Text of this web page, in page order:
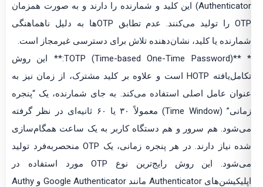
Authenticator) این کلید و شمارنده را دارند و به صورت همزمان
OTP را تولید می‌کنند. عدم تطابق OTPها به دلیل ناهماهنگی
شمارنده یا کلید، نشان‌دهنده تلاش برای دسترسی غیرمجاز است.
* **TOTP (Time-based One-Time Password):** این روش
تکامل‌یافته HOTP است و علاوه بر کلید مشترک، از زمان نیز به
عنوان عامل اصلی استفاده می‌کند. به جای شمارنده، یک “پنجره
زمانی” (Time Window) معمولاً ۳۰ یا ۶۰ ثانیه‌ای در نظر گرفته
می‌شود. هم سرور و هم دستگاه کاربر به یک ساعت همگام‌سازی
شده نیاز دارند. در هر پنجره زمانی، یک OTP منحصربه‌فرد تولید
می‌شود. این روش رایج‌ترین نوع OTP مورد استفاده در
اپلیکیشن‌های Authenticator مانند Google Authenticator و Authy